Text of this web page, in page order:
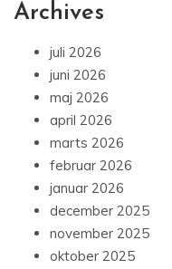
Archives
juli 2026
juni 2026
maj 2026
april 2026
marts 2026
februar 2026
januar 2026
december 2025
november 2025
oktober 2025